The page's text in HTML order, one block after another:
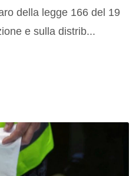
della legge 166 del 19
e sulla distrib...